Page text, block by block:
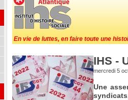
En vie de luttes, en faire toute une
IHS -
mercredi 5
Une